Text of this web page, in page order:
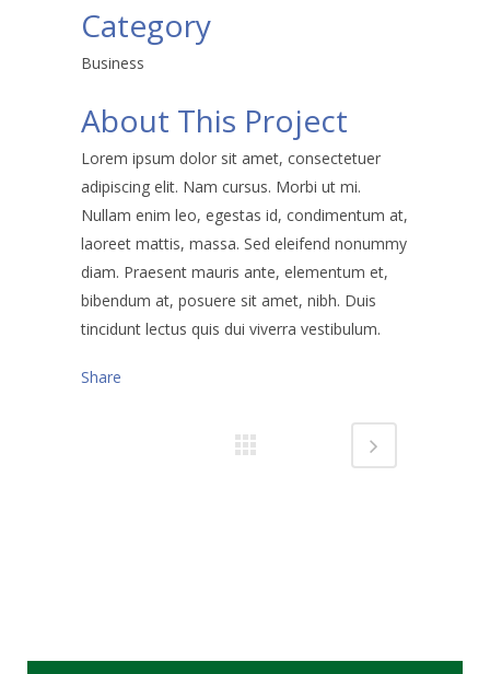
Category
Business
About This Project
Lorem ipsum dolor sit amet, consectetuer
adipiscing elit. Nam cursus. Morbi ut mi.
Nullam enim leo, egestas id, condimentum at,
laoreet mattis, massa. Sed eleifend nonummy
diam. Praesent mauris ante, elementum et,
bibendum at, posuere sit amet, nibh. Duis
tincidunt lectus quis dui viverra vestibulum.
Share